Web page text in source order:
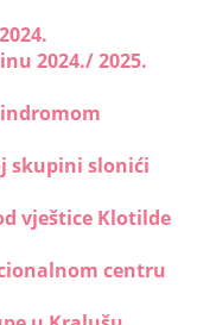
2024./ 2025.
skupini slonići
vještice Klotilde
centru